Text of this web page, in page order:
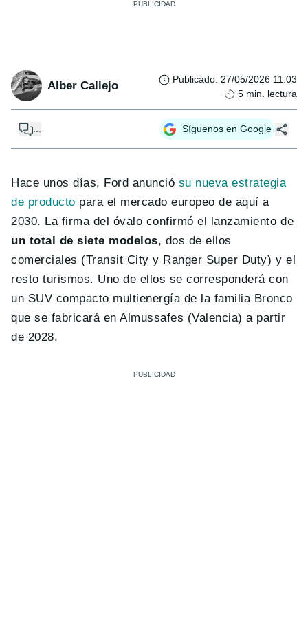
Alber Callejo Publicado: 27/05/2026 11:03
5 min. lectura
... Síguenos en Google
Hace unos días, Ford anunció su nueva estrategia
de producto para el mercado europeo de aquí a
2030. La firma del óvalo confirmó el lanzamiento de
un total de siete modelos, dos de ellos
comerciales (Transit City y Ranger Super Duty) y el
resto turismos. Uno de ellos se corresponderá con
un SUV compacto multienergía de la familia Bronco
que se fabricará en Almussafes (Valencia) a partir
de 2028.